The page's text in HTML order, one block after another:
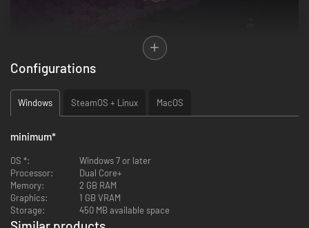
PAS OP VOOR DE ZWERM
Aan het begin van elke expeditie wordt
gegenereerd
, en het wemelt er van de buitenaardse insecten. De cellen
verspreiden en evolueren constant.Wanneer geactiveerd,
Configurations
Windows SteamOS + Linux MacOS
minimum*
OS *:
Windows 7 or later
Processor:
Dual Core+
Memory:
2 GB RAM
Graphics:
1 GB VRAM
Storage:
450 MB available space